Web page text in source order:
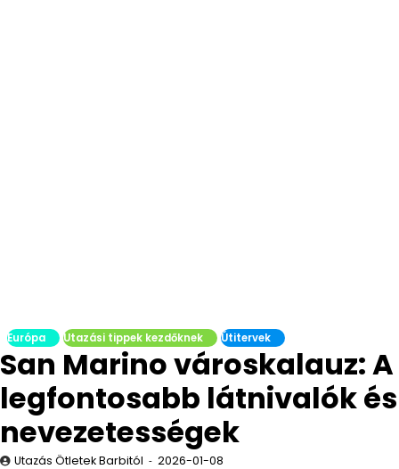
Európa Utazási tippek kezdőknek Útitervek
San Marino városkalauz: A
legfontosabb látnivalók és
nevezetességek
Utazás Ötletek Barbitól 2026-01-08